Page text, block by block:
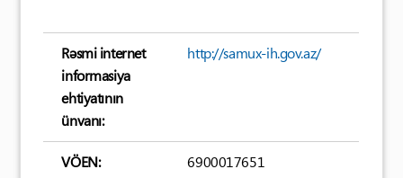
Rəsmi internet
informasiya
ehtiyatının
ünvanı:
http://samux-ih.gov.az/
VÖEN: 6900017651